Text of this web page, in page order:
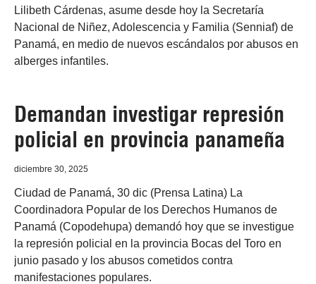
Lilibeth Cárdenas, asume desde hoy la Secretaría
Nacional de Niñez, Adolescencia y Familia (Senniaf) de
Panamá, en medio de nuevos escándalos por abusos en
alberges infantiles.
Demandan investigar represión
policial en provincia panameña
diciembre 30, 2025
Ciudad de Panamá, 30 dic (Prensa Latina) La
Coordinadora Popular de los Derechos Humanos de
Panamá (Copodehupa) demandó hoy que se investigue
la represión policial en la provincia Bocas del Toro en
junio pasado y los abusos cometidos contra
manifestaciones populares.